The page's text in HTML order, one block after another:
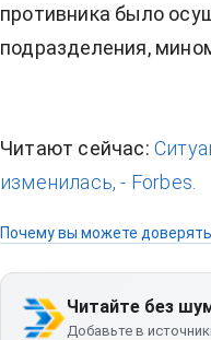
противника было
подразделения,
Читают сейчас:
изменилась, - Forbes.
Почему вы можете
Читайте без
Добавьте в